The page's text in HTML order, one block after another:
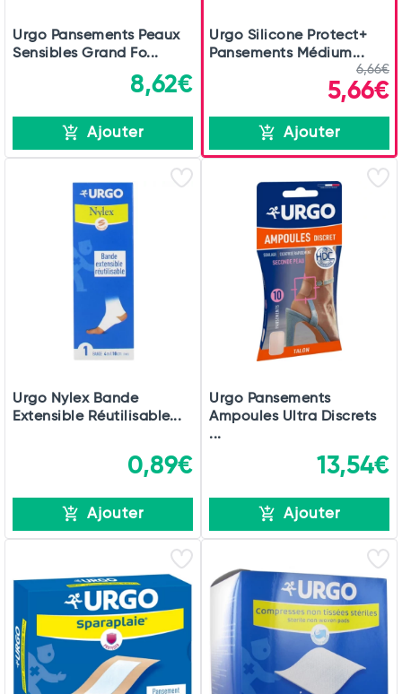
Urgo Pansements Peaux
Sensibles Grand Fo...
8,62€
Ajouter
Urgo Silicone Protect+
Pansements Médium...
6,66€
5,66€
Ajouter
Urgo Nylex Bande
Extensible Réutilisable...
0,89€
Ajouter
Urgo Pansements
Ampoules Ultra Discrets
...
13,54€
Ajouter